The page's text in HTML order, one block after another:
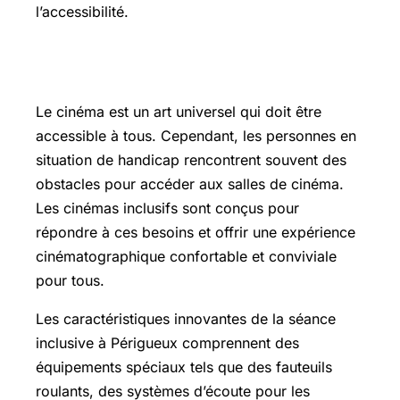
l’accessibilité.
Le cinéma est un art universel qui doit être
accessible à tous. Cependant, les personnes en
situation de handicap rencontrent souvent des
obstacles pour accéder aux salles de cinéma.
Les cinémas inclusifs sont conçus pour
répondre à ces besoins et offrir une expérience
cinématographique confortable et conviviale
pour tous.
Les caractéristiques innovantes de la séance
inclusive à Périgueux comprennent des
équipements spéciaux tels que des fauteuils
roulants, des systèmes d’écoute pour les